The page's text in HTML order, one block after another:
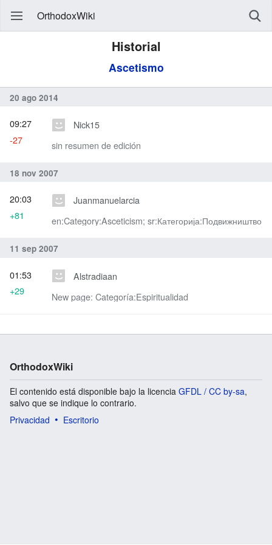
OrthodoxWiki
Historial
Ascetismo
20 ago 2014
Nick15
sin resumen de edición
09:27
-27
18 nov 2007
Juanmanuelarcia
en:Category:Asceticism; sr:Категорија:Подвижништво
20:03
+81
11 sep 2007
Alstradiaan
New page: Categoría:Espiritualidad
01:53
+29
OrthodoxWiki
El contenido está disponible bajo la licencia GFDL / CC by-sa,
salvo que se indique lo contrario.
Privacidad
Escritorio